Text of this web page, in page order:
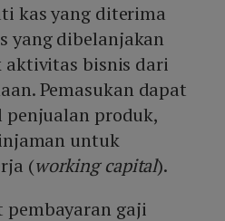
kas yang diterima
yang dibelanjakan
aktivitas bisnis dari
Pemasukan dapat
produk,
untuk
(working capital).
pembayaran gaji